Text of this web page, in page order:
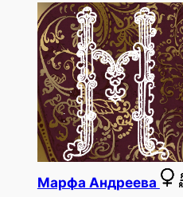
Марфа Андреева